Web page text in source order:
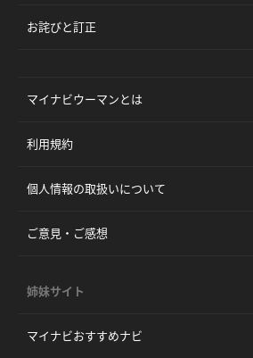
お詫びと訂正
マイナビウーマンとは
利用規約
個人情報の取扱いについて
ご意見・ご感想
姉妹サイト
マイナビおすすめナビ